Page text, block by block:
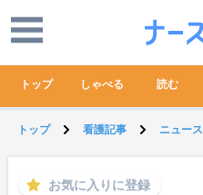
トップ しゃべる 読む
トップ 看護記事 ニュース
お気に入りに登録